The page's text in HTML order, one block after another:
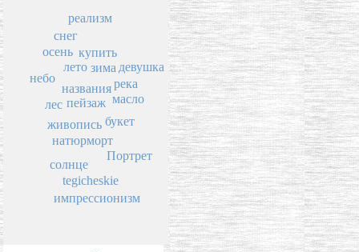
пейзаж
названия
живопись
лето
натюрморт
купить
солнце
лес
зима
осень
букет
масло
река
снег
tegicheskie
реализм
небо
импрессионизм
Портрет
девушка